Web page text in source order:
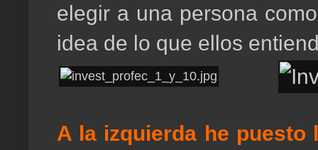
elegir a una persona
idea de lo que ellos
A la izquierda he